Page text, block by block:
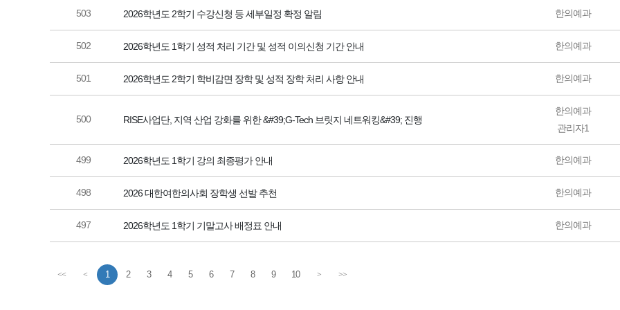
503 2026학년도 2학기 수강신청 등 세부일정 확정 알림 한의예과
502 2026학년도 1학기 성적 처리 기간 및 성적 이의신청 기간 안내 한의예과
501 2026학년도 2학기 학비감면 장학 및 성적 장학 처리 사항 안내 한의예과
500 RISE사업단, 지역 산업 강화를 위한 &#39;G-Tech 브릿지 네트워킹&#39; 진행
한의예과
관리자1
499 2026학년도 1학기 강의 최종평가 안내 한의예과
498 2026 대한여한의사회 장학생 선발 추천 한의예과
497 2026학년도 1학기 기말고사 배정표 안내 한의예과
<< < 1 2 3 4 5 6 7 8 9 10 > >>